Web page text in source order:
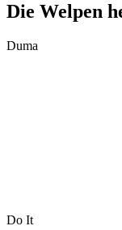
Die Welpen
Duma
Do It